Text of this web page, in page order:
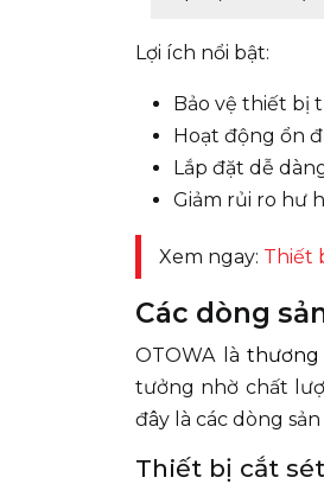
Lợi ích nổi bật:
Bảo vệ thiết bị
Hoạt động ổn
Lắp đặt dễ
Giảm rủi ro hư
Xem ngay: Thiết
Các dòng
OTOWA làthương
tưởng nhờ chất
đây là các dòng
Thiết bị cắt